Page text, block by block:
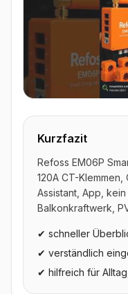
▶ Video ansehen
Kurzfazit
Refoss EM06P
120A CT-
Assistant, App,
Balkonkraftwerk,
✔ schneller
✔ verständlich
✔ hilfreich für